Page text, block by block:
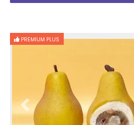
PREMIUM PLUS